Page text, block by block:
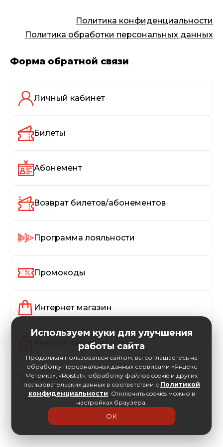
Политика конфиденциальности
Политика обработки персональных данных
Форма обратной связи
Личный кабинет
Билеты
Абонемент
Возврат билетов/абонементов
Программа лояльности
Промокоды
Интернет магазин
Аккаунт заблокирован
Другое
Используем куки для улучшения
работы сайта
Продолжая пользоваться сайтом, вы соглашаетесь на
обработку персональных данных сервисами «Яндекс
Метрика», «Roistat», обработку файлов cookie и других
пользовательских данных в соответствии с Политикой
конфиденциальности. Отключить cookies можно в
настройках браузера.
ОК